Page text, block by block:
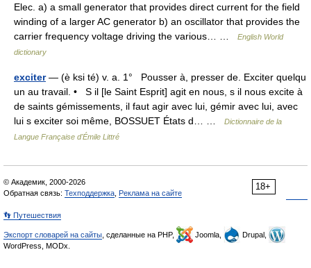
Elec. a) a small generator that provides direct current for the field
winding of a larger AC generator b) an oscillator that provides the
carrier frequency voltage driving the various… …
English World
dictionary
exciter— (è ksi té) v. a. 1° Pousser à, presser de. Exciter quelqu
un au travail. • S il [le Saint Esprit] agit en nous, s il nous excite à
de saints gémissements, il faut agir avec lui, gémir avec lui, avec
lui s exciter soi même, BOSSUET États d… …
Dictionnaire de la
Langue Française d'Émile Littré
18+
© Академик, 2000-2026
Обратная связь: Техподдержка Реклама на сайте
👣 Путешествия
Экспорт словарей на сайты , сделанные на PHP, Joomla,
Drupal,
WordPress, MODx.